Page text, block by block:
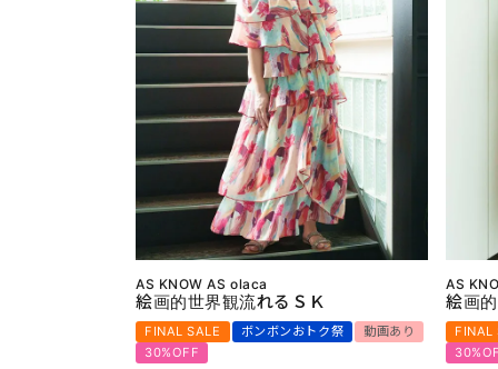
AS KNOW AS olaca
絵画的世界観流れるＳＫ
FINAL SALE ボンボンおトク祭
動画あり
30%OFF
AS
絵画
FINAL